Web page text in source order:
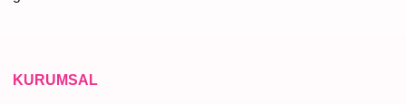
KURUMSAL